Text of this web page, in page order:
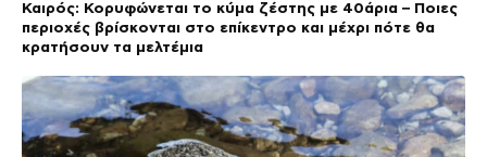
Καιρός: Κορυφώνεται το κύμα ζέστης με 40άρια – Ποιες
περιοχές βρίσκονται στο επίκεντρο και μέχρι πότε θα
κρατήσουν τα μελτέμια